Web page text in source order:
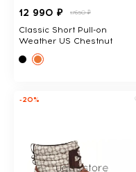
12 990 ₽ 17650 ₽
Classic Short Pull-on
Weather US Chestnut
-20%